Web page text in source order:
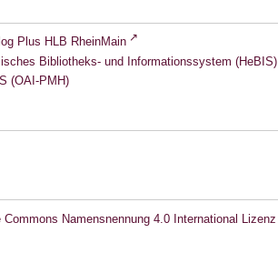
Plus HLB RheinMain
Bibliotheks- und Informationssystem (HeBIS)
(OAI-PMH)
Commons Namensnennung 4.0 International Lizenz